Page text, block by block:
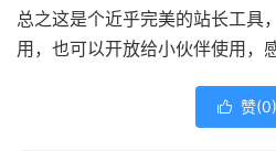
总之这是个近乎完美的站长工具
用，也可以开放给小伙伴使用，
 赞(0)